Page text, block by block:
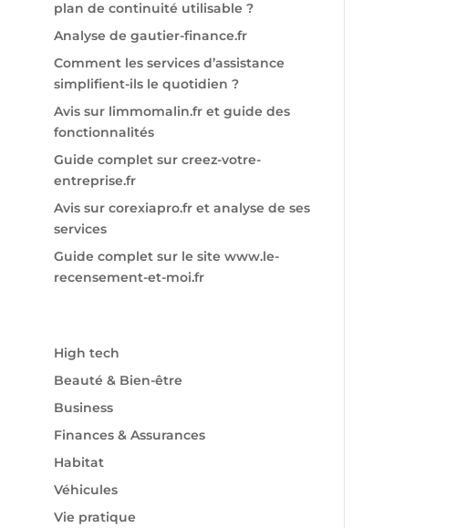
plan de continuité utilisable ?
Analyse de gautier-finance.fr
Comment les services d’assistance
simplifient-ils le quotidien ?
Avis sur limmomalin.fr et guide des
fonctionnalités
Guide complet sur creez-votre-
entreprise.fr
Avis sur corexiapro.fr et analyse de ses
services
Guide complet sur le site www.le-
recensement-et-moi.fr
High tech
Beauté & Bien-être
Business
Finances & Assurances
Habitat
Véhicules
Vie pratique